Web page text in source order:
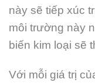
này sẽ tiếp xúc
môi trường này
biến kim loại sẽ
Với mỗi giá trị